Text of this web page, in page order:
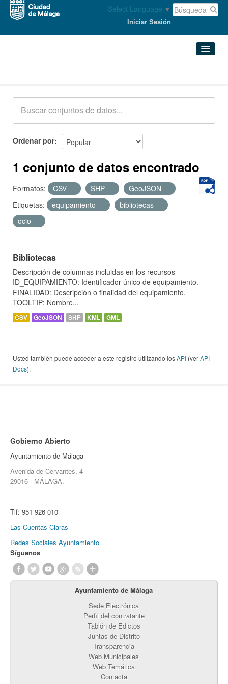
Select Language ▼
Iniciar Sesión
Acerca de
Ordenar por
1 conjunto de datos encontrado
Formatos: CSV SHP
GeoJSON
Etiquetas:
equipamiento
bibliotecas
ocio
Bibliotecas
Descripción de columnas incluidas en los recursos
ID_EQUIPAMIENTO: Identificador único de equipamiento.
FINALIDAD: Descripción o finalidad del equipamiento.
TOOLTIP: Nombre...
CSV GeoJSON SHP KML GML
Usted también puede acceder a este registro utilizando losAPI (verAPI
Docs).
Gobierno Abierto
Ayuntamiento de Málaga
Avenida de Cervantes, 4
29016 - MÁLAGA.
Tlf: 951 926 010
Las Cuentas Claras
Redes Sociales Ayuntamiento
Síguenos
Ayuntamiento de Málaga
Sede Electrónica
Perfil del contratante
Tablón de Edictos
Juntas de Distrito
Transparencia
Web Municipales
Web Temática
Contacta